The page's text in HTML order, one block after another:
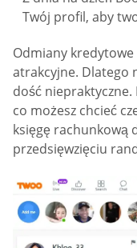
Twój profil, aby
Odmiany
atrakcyjne. Dlatego
dość niepraktyczne.
co możesz chcieć
księgę rachunkową
przedsięwzięciu